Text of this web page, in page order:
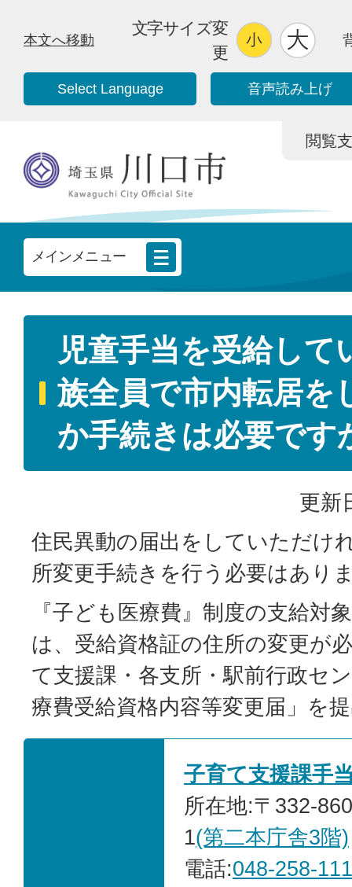
本文へ移動
文字サイズ変
更
Select Language 音声読み上げ
閲覧
メインメニュー
児童手当を受給して
族全員で市内転居を
か手続きは必要です
更新
住民異動の届出をしていただけ
所変更手続きを行う必要はあり
『子ども医療費』制度の支給対
は、受給資格証の住所の変更が
て支援課・各支所・駅前行政セ
療費受給資格内容等変更届」を
子育て支援課手
所在地:〒332-
1(第二本庁舎3階)
電話:048-258-